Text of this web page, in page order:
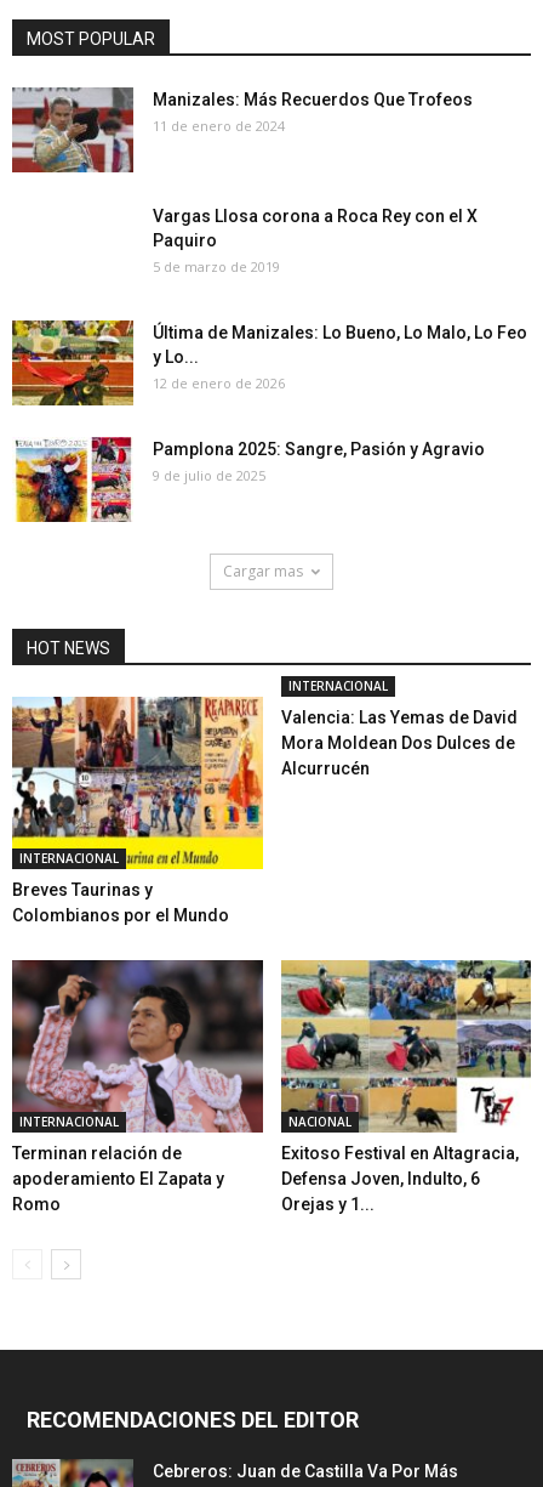
MOST POPULAR
Manizales: Más Recuerdos Que Trofeos
11 de enero de 2024
Vargas Llosa corona a Roca Rey con el X
Paquiro
5 de marzo de 2019
Última de Manizales: Lo Bueno, Lo Malo, Lo Feo
y Lo...
12 de enero de 2026
Pamplona 2025: Sangre, Pasión y Agravio
9 de julio de 2025
Cargar mas
HOT NEWS
INTERNACIONAL
Breves Taurinas y
Colombianos por el Mundo
INTERNACIONAL
Valencia: Las Yemas de David
Mora Moldean Dos Dulces de
Alcurrucén
INTERNACIONAL
Terminan relación de
apoderamiento El Zapata y
Romo
NACIONAL
Exitoso Festival en Altagracia,
Defensa Joven, Indulto, 6
Orejas y 1...
RECOMENDACIONES DEL EDITOR
Cebreros: Juan de Castilla Va Por Más